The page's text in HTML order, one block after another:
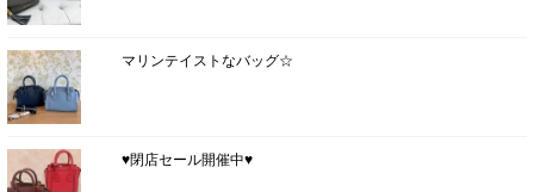
マリンテイストなバッグ☆
♥閉店セール開催中♥